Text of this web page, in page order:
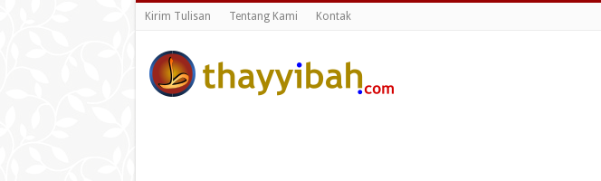
Kirim Tulisan Tentang Kami Kontak